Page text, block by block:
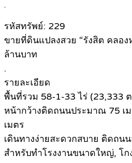
.
รหัสทรัพย์: 229
ขายที่ดินแปลงสวย “รังสิต คลอง
ล้านบาท
.
รายละเอียด
พื้นที่รวม 58-1-33 ไร่ (23,333
หน้ากว้างติดถนนประมาณ 75 เ
เมตร
เดินทางง่ายสะดวกสบาย ติดถน
สำหรับทำโรงงานขนาดใหญ่, โ